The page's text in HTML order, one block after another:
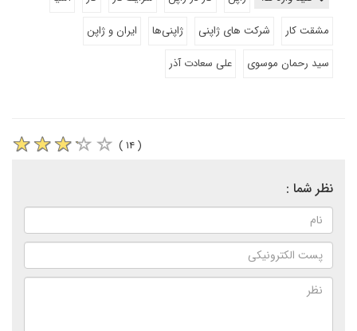
مشقت کار
شرکت های ژاپنی ژاپنی‌ها
ایران و ژاپن
سید رحمان موسوی
علی سعادت آذر
( ۱۴ )
نظر شما :